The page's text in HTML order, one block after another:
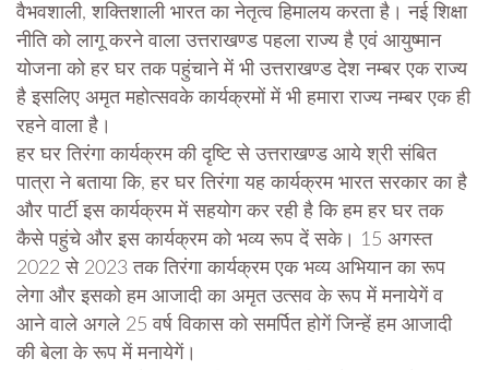
वैभवशाली, शक्तिशाली भारत का नेतृत्व हिमालय करता है। नई शिक्षा
नीति को लागू करने वाला उत्तराखण्ड पहला राज्य है एवं आयुष्मान
योजना को हर घर तक पहुंचाने में भी उत्तराखण्ड देश नम्बर एक राज्य
है इसलिए अमृत महोत्सवके कार्यक्रमों में भी हमारा राज्य नम्बर एक ही
रहने वाला है।
हर घर तिरंगा कार्यक्रम की दृष्टि से उत्तराखण्ड आये श्री संबित
पात्रा ने बताया कि, हर घर तिरंगा यह कार्यक्रम भारत सरकार का है
और पार्टी इस कार्यक्रम में सहयोग कर रही है कि हम हर घर तक
कैसे पहुंचे और इस कार्यक्रम को भव्य रूप दें सके। 15 अगस्त
2022 से 2023 तक तिरंगा कार्यक्रम एक भव्य अभियान का रूप
लेगा और इसको हम आजादी का अमृत उत्सव के रूप में मनायेगें व
आने वाले अगले 25 वर्ष विकास को समर्पित होगें जिन्हें हम आजादी
की बेला के रूप में मनायेगें।